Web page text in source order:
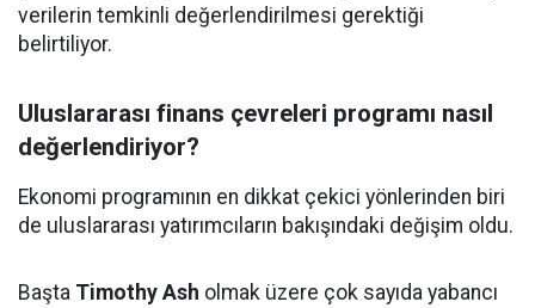
verilerin temkinli değerlendirilmesi gerektiği
belirtiliyor.
Uluslararası finans çevreleri programı nasıl
değerlendiriyor?
Ekonomi programının en dikkat çekici yönlerinden biri
de uluslararası yatırımcıların bakışındaki değişim oldu.
Başta Timothy Ash olmak üzere çok sayıda yabancı